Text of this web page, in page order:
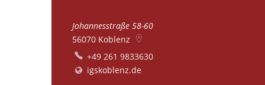
Johannesstraße 58-60
56070 Koblenz
+49 261 9833630
igskoblenz.de